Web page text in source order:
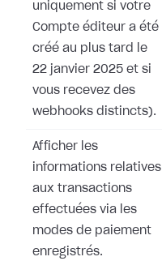
uniquement si votre
Compte éditeur a été
créé au plus tard le
22 janvier 2025 et si
vous recevez des
webhooks distincts).
Afficher les
informations relatives
aux transactions
effectuées via les
modes de paiement
enregistrés.